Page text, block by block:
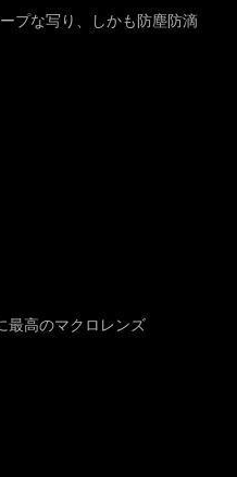
プな写り、しかも防塵防滴
最高のマクロレンズ